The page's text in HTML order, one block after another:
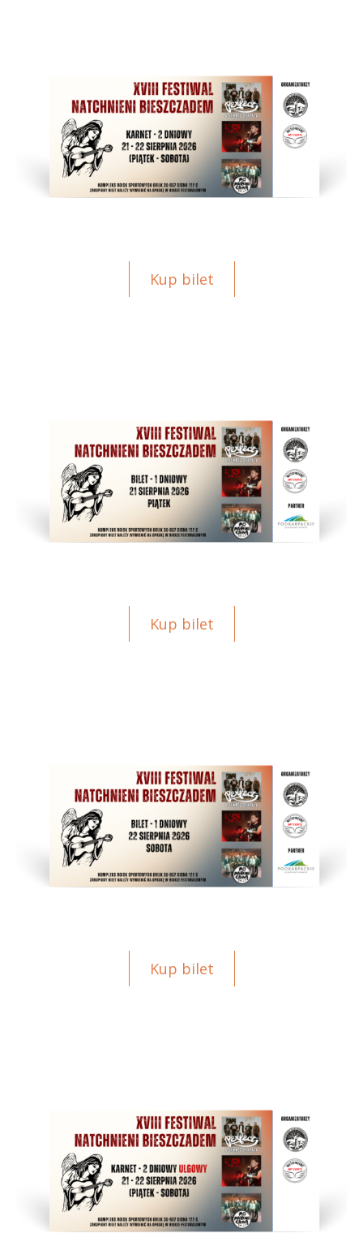
Kup bilet
Kup bilet
Kup bilet